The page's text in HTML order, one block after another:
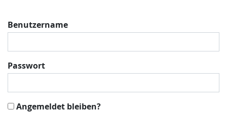
Benutzername
Passwort
Angemeldet bleiben?